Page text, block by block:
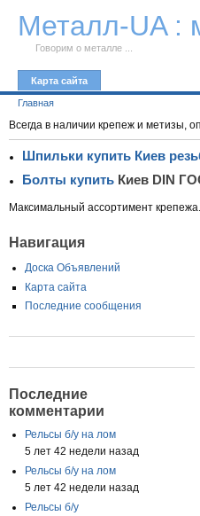
Металл-UA :
Говорим о металле ...
Карта сайта
Главная
Всегда в наличии крепеж и метизы,
Шпильки купить Киев
Болты купитьКиев DIN
Максимальный ассортимент
Навигация
Доска Объявлений
Карта сайта
Последние сообщения
Последние
комментарии
Рельсы б/у на лом
5 лет 42 недели назад
Рельсы б/у на лом
5 лет 42 недели назад
Рельсы б/у